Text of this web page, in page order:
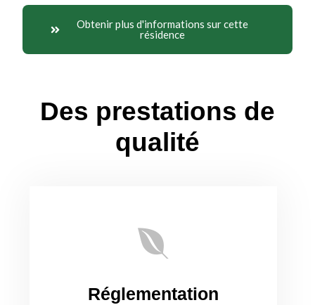
Obtenir plus d'informations sur cette
résidence
Des prestations de
qualité
Réglementation